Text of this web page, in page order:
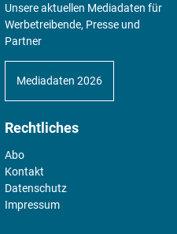
Unsere aktuellen Mediadaten für
Werbetreibende, Presse und
Partner
Mediadaten 2026
Rechtliches
Abo
Kontakt
Datenschutz
Impressum